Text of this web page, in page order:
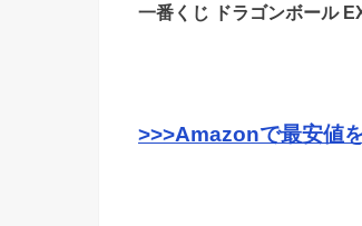
一番くじ ドラゴンボール
>>>Amazonで最安値